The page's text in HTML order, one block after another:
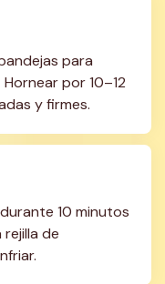
para
por 10–12
y firmes.
10 minutos
de